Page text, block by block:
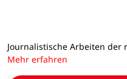
Journalistische Arbeiten
Mehr erfahren